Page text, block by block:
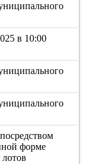
в 10:00
форме